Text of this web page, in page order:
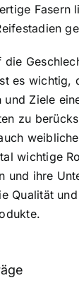
Fasern
es wichtig,
und Ziele
zu
wichtige
und ihre
Qualität
THC-